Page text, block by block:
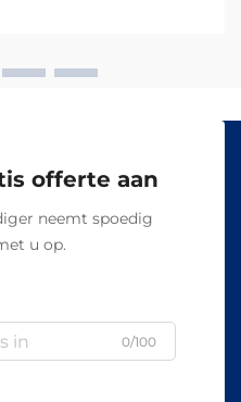
offerte aan
neemt spoedig
u op.
0/100